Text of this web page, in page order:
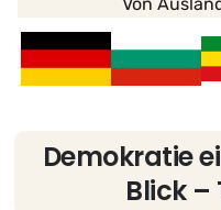
Demokratie
Blick –